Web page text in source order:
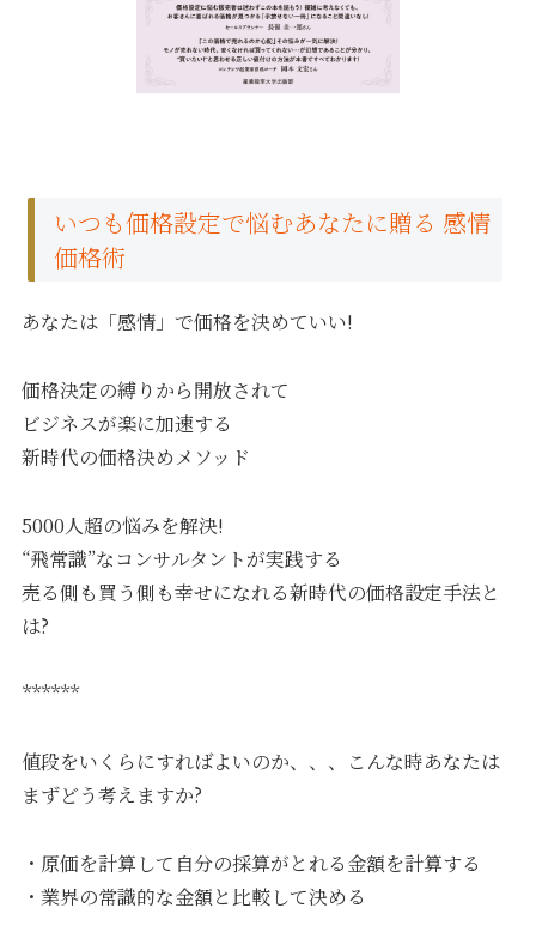
いつも価格設定で悩むあなたに贈る 感情
価格術
あなたは「感情」で価格を決めていい!
価格決定の縛りから開放されて
ビジネスが楽に加速する
新時代の価格決めメソッド
5000人超の悩みを解決!
“飛常識”なコンサルタントが実践する
売る側も買う側も幸せになれる新時代の価格設定手法と
は?
******
値段をいくらにすればよいのか、、、こんな時あなたは
まずどう考えますか?
・原価を計算して自分の採算がとれる金額を計算する
・業界の常識的な金額と比較して決める